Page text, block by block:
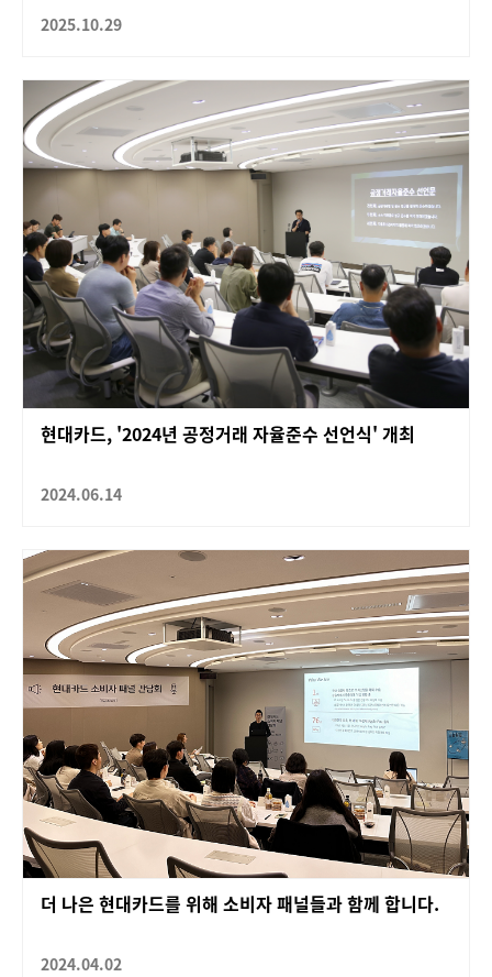
2025.10.29
현대카드, '2024년 공정거래 자율준수 선언식' 개최
2024.06.14
더 나은 현대카드를 위해 소비자 패널들과 함께 합니다.
2024.04.02